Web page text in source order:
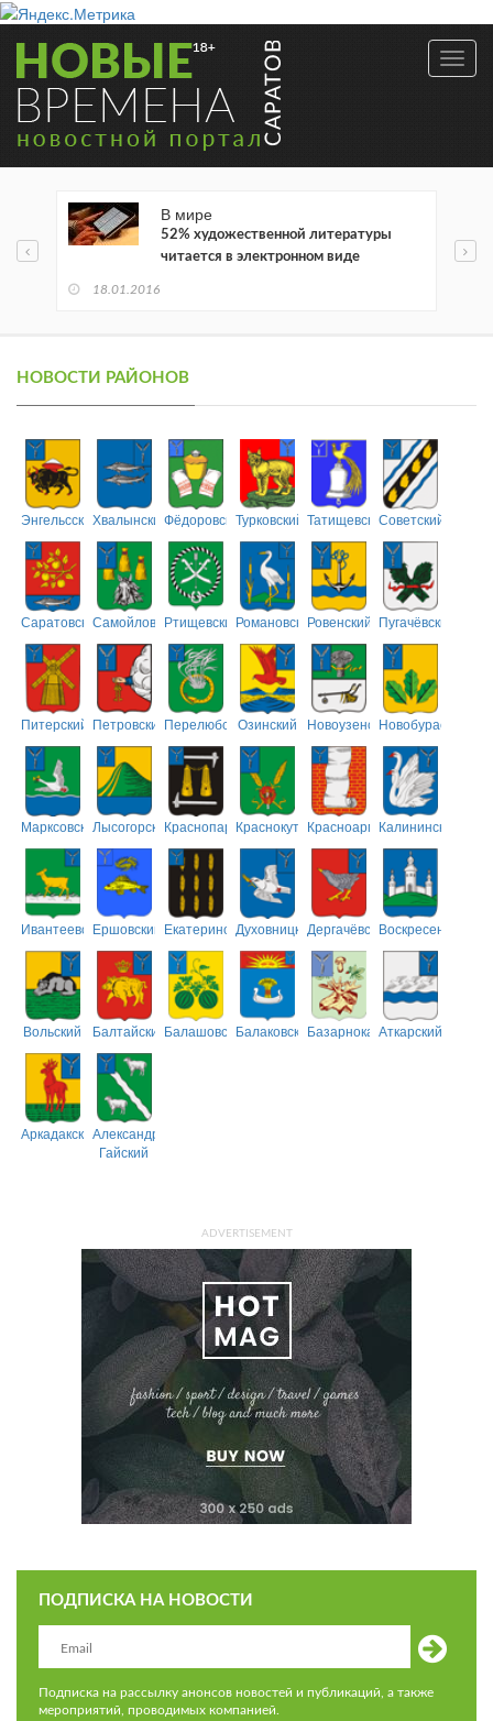
В мире
52% художественной литературы
читается в электронном виде
18.01.2016
НОВОСТИ РАЙОНОВ
ЭнгельсскийХвалынскийФёдоровскийТурковский ТатищевскийСоветский
СаратовскийСамойловскийРтищевскийРомановскийРовенский Пугачёвский
Питерский ПетровскийПерелюбскийОзинский НовоузенскийНовобурасский
МарксовскийЛысогорскийКраснопартизанский
КраснокутскийКрасноармейский
Калининский
ИвантеевскийЕршовский ЕкатериновскийДуховницкийДергачёвскийВоскресенский
Вольский БалтайскийБалашовскийБалаковскийБазарнокарабулакский
Аткарский
АркадакскийАлександрово-
Гайский
ADVERTISEMENT
ПОДПИСКА НА НОВОСТИ
Подписка на рассылку анонсов новостей и публикаций, а также
мероприятий, проводимых компанией.